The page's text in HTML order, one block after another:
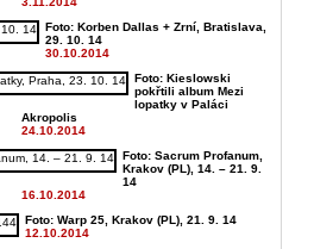
Foto: Korben Dallas + Zrní, Bratislava,
29. 10. 14
30.10.2014
Foto: Kieslowski
pokřtili album Mezi
lopatky v Paláci
Akropolis
24.10.2014
Foto: Sacrum Profanum,
Krakov (PL), 14. – 21. 9.
14
16.10.2014
Foto: Warp 25, Krakov (PL), 21. 9. 14
12.10.2014